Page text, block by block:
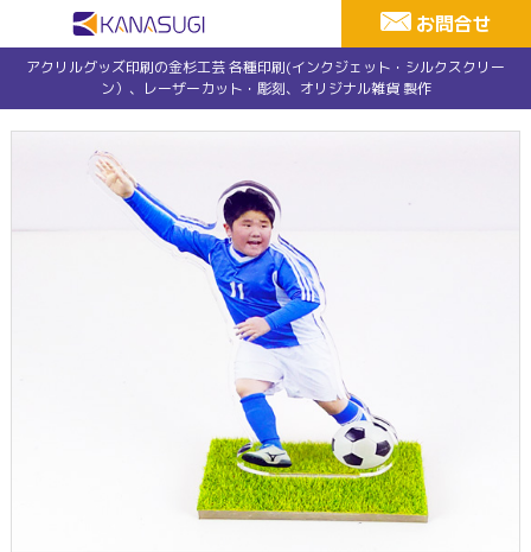
お問合せ
アクリルグッズ印刷の金杉工芸 各種印刷(インクジェット・シルクスクリー
ン）、レーザーカット・彫刻、オリジナル雑貨 製作